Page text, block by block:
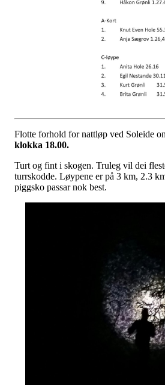
Flotte forhold for nattløp ved Soleide
klokka 18.00.
Turt og fint i skogen. Truleg vil dei
turrskodde. Løypene er på 3 km, 2.3
piggsko passar nok best.